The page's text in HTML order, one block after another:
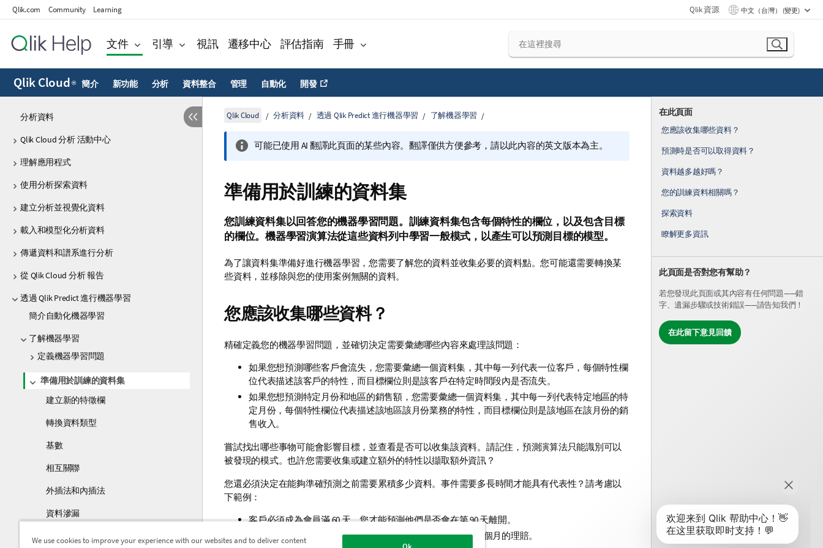
Qlik.com Community Learning Qlik 資源 中文（台灣） (變更)
文件 引導 視訊 遷移中心 評估指南 手冊
Qlik Cloud ® 簡介 新功能 分析 資料整合 管理 自動化 開發
分析資料
Qlik Cloud 分析 活動中心
理解應用程式
使用分析探索資料
建立分析並視覺化資料
載入和模型化分析資料
傳遞資料和譜系進行分析
從 Qlik Cloud 分析 報告
透過 Qlik Predict 進行機器學習
簡介自動化機器學習
了解機器學習
定義機器學習問題
準備用於訓練的資料集
建立新的特徵欄
轉換資料類型
基數
相互關聯
外插法和內插法
資料滲漏
分類平衡
在此頁面
您應該收集哪些資料？
預測時是否可以取得資料？
資料越多越好嗎？
您的訓練資料相關嗎？
探索資料
瞭解更多資訊
此頁面是否對您有幫助？
若您發現此頁面或其內容有任何問題——錯
字、遺漏步驟或技術錯誤——請告知我們！
在此留下意見回饋
Qlik Cloud 分析資料 透過 Qlik Predict 進行機器學習 了解機器學習
可能已使用 AI 翻譯此頁面的某些內容。翻譯僅供方便參考，請以此內容的英文版本為主。
準備用於訓練的資料集
您訓練資料集以回答您的機器學習問題。訓練資料集包含每個特性的欄位，以及包含目標
的欄位。機器學習演算法從這些資料列中學習一般模式，以產生可以預測目標的模型。
為了讓資料集準備好進行機器學習，您需要了解您的資料並收集必要的資料點。您可能還需要轉換某
些資料，並移除與您的使用案例無關的資料。
您應該收集哪些資料？
精確定義您的機器學習問題，並確切決定需要彙總哪些內容來處理該問題：
如果您想預測哪些客戶會流失，您需要彙總一個資料集，其中每一列代表一位客戶，每個特性欄
位代表描述該客戶的特性，而目標欄位則是該客戶在特定時間段內是否流失。
如果您想預測特定月份和地區的銷售額，您需要彙總一個資料集，其中每一列代表特定地區的特
定月份，每個特性欄位代表描述該地區該月份業務的特性，而目標欄位則是該地區在該月份的銷
售收入。
嘗試找出哪些事物可能會影響目標，並查看是否可以收集該資料。請記住，預測演算法只能識別可以
被發現的模式。也許您需要收集或建立額外的特性以擷取額外資訊？
您還必須決定在能夠準確預測之前需要累積多少資料。事件需要多長時間才能具有代表性？請考慮以
下範例：
客戶必須成為會員滿 60 天，您才能預測他們是否會在第 90 天離開。
幾個月內無法得知保險理賠的成本，因此您可以排除少於六個月的理賠。
We use cookies to improve your experience with our websites and to deliver content